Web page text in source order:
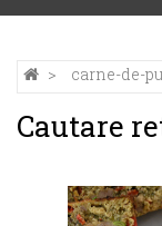
carne-de-
Cautare